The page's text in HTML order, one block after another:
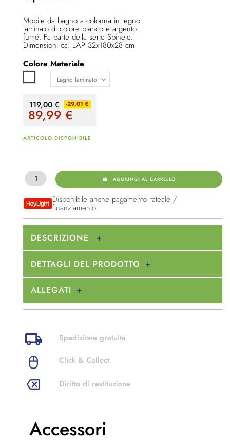
Mobile da bagno a colonna in legno
laminato di colore bianco e argento
fumé. Fa parte della serie Spinete.
Dimensioni ca. LAP 32x180x28 cm
Colore Materiale
119,00 € -29,01 €
89,99€
ARTICOLO DISPONIBILE
AGGIUNGI AL CARRELLO
Disponibile anche pagamento rateale /
finanziamento
DESCRIZIONE
DETTAGLI DEL PRODOTTO
ALLEGATI
Spedizione gratuita
Click & Collect
Diritto di restituzione
Accessori